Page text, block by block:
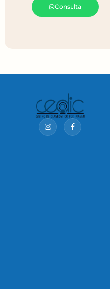
Consulta